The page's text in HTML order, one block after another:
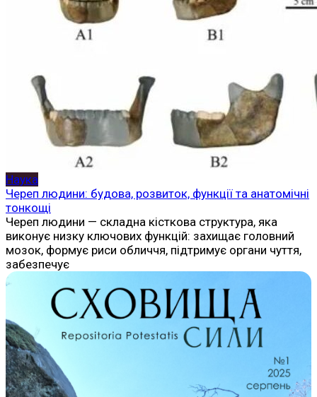
Наука
Череп людини: будова, розвиток, функції та анатомічні
тонкощі
Череп людини — складна кісткова структура, яка
виконує низку ключових функцій: захищає головний
мозок, формує риси обличчя, підтримує органи чуття,
забезпечує